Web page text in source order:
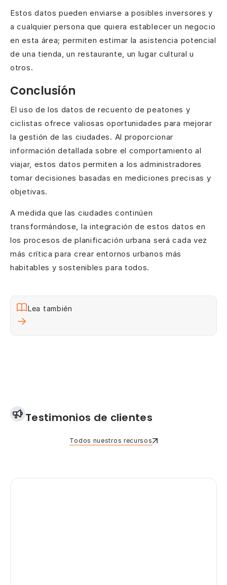
Estos datos pueden enviarse a posibles inversores y
a cualquier persona que quiera establecer un negocio
en esta área; permiten estimar la asistencia potencial
de una tienda, un restaurante, un lugar cultural u
otros.
Conclusión
El uso de los datos de recuento de peatones y
ciclistas ofrece valiosas oportunidades para mejorar
la gestión de las ciudades. Al proporcionar
información detallada sobre el comportamiento al
viajar, estos datos permiten a los administradores
tomar decisiones basadas en mediciones precisas y
objetivas.
A medida que las ciudades continúen
transformándose, la integración de estos datos en
los procesos de planificación urbana será cada vez
más crítica para crear entornos urbanos más
habitables y sostenibles para todos.
Lea también
Testimonios de clientes
Todos nuestros recursos